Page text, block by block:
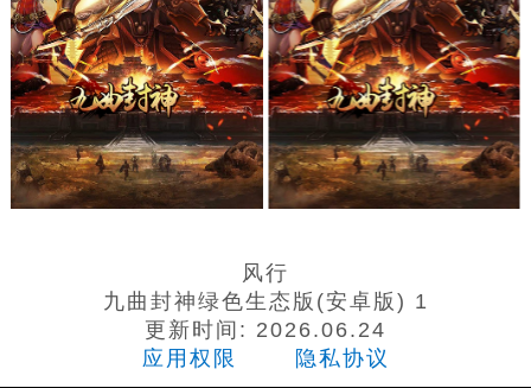
风行
九曲封神绿色生态版(安卓版) 1
更新时间: 2026.06.24
应用权限
隐私协议